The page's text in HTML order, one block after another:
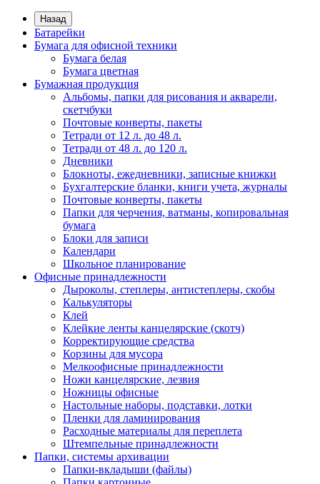
Назад
Батарейки
Бумага для офисной техники
Бумага белая
Бумага цветная
Бумажная продукция
Альбомы, папки для рисования и акварели,
скетчбуки
Почтовые конверты, пакеты
Тетради от 12 л. до 48 л.
Тетради от 48 л. до 120 л.
Дневники
Блокноты, ежедневники, записные книжки
Бухгалтерские бланки, книги учета, журналы
Почтовые конверты, пакеты
Папки для черчения, ватманы, копировальная
бумага
Блоки для записи
Календари
Школьное планирование
Офисные принадлежности
Дыроколы, степлеры, антистеплеры, скобы
Калькуляторы
Клей
Клейкие ленты канцелярские (скотч)
Корректирующие средства
Корзины для мусора
Мелкоофисные принадлежности
Ножи канцелярские, лезвия
Ножницы офисные
Настольные наборы, подставки, лотки
Пленки для ламинирования
Расходные материалы для переплета
Штемпельные принадлежности
Папки, системы архивации
Папки-вкладыши (файлы)